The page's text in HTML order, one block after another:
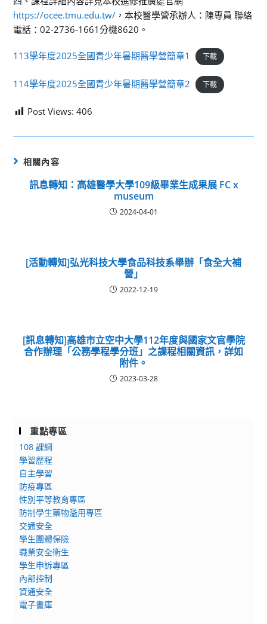
https://ocee.tmu.edu.tw/ ，本校醫學營承辦人：陳專員 聯絡
電話：02-2736-1661分機8620。
113學年度2025全國青少年暑期醫學營簡章1 下載
114學年度2025全國青少年暑期醫學營簡章2 下載
Post Views: 406
相關內容
訊息轉知：高雄醫學大學109級畢業生成果展 FC x
museum
2024-04-01
[活動轉知]弘光科技大學食品科技系舉辦「食全大補
營」
2022-12-19
[訊息轉知]高雄市立空中大學112年度與國家文官學院
合作辦理「公務學程學分班」之課程相關資訊，詳如
附件。
2023-03-28
重點專區
108 課綱
學習歷程
自主學習
防疫專區
性別平等教育專區
防制學生藥物濫用專區
交通安全
學生團體保險
職業安全衛生
學生申訴專區
內部控制
資通安全
電子書庫